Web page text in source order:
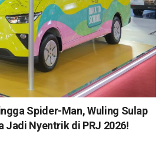
Spider-Man, Wuling Sulap
Jadi Nyentrik di PRJ 2026!